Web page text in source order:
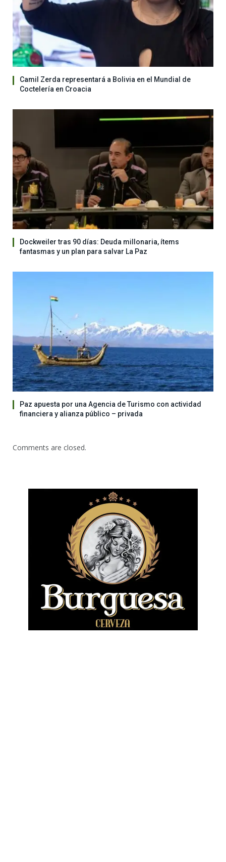
Camil Zerda representará a Bolivia en el Mundial de
Coctelería en Croacia
Dockweiler tras 90 días: Deuda millonaria, ítems
fantasmas y un plan para salvar La Paz
Paz apuesta por una Agencia de Turismo con actividad
financiera y alianza público – privada
Comments are closed.